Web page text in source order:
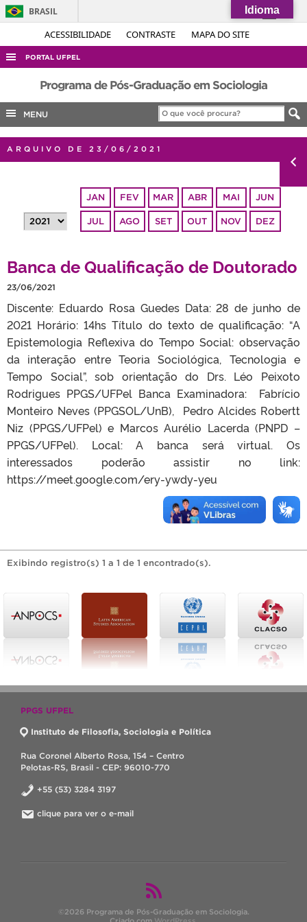
ACESSIBILIDADE CONTRASTE MAPA DO SITE
BRASIL
Simplifique!
Acesso à informação
Legislação
Canais
PORTAL UFPEL
ACESSO À INFORMAÇÃO
AUDITORIA
COBALTO
CONCURSOS
OUVIDORIA
TELEFONES
Programa de Pós-Graduação em Sociologia
MENU
ARQUIVO DE 23/06/2021
JAN FEV MAR ABR MAI JUN
JUL AGO SET OUT NOV DEZ
Banca de Qualificação de Doutorado
23/06/2021
Discente: Eduardo Rosa Guedes Data: 28 de junho de
2021 Horário: 14hs Título do texto de qualificação: “A
Epistemologia Reflexiva do Tempo Social: observação
da interação entre Teoria Sociológica, Tecnologia e
Tempo Social”, sob orientação do Drs. Léo Peixoto
Rodrigues PPGS/UFPel Banca Examinadora: Fabrício
Monteiro Neves (PPGSOL/UnB), Pedro Alcides Robertt
Niz (PPGS/UFPel) e Marcos Aurélio Lacerda (PNPD –
PPGS/UFPel). Local: A banca será virtual. Os
interessados poderão assistir no link:
https://meet.google.com/ery-ywdy-yeu
Exibindo registro(s) 1 a 1 de 1 encontrado(s).
PPGS UFPEL
Instituto de Filosofia, Sociologia e Política
Rua Coronel Alberto Rosa, 154 – Centro
Pelotas-RS, Brasil - CEP: 96010-770
+55 (53) 3284 3197
clique para ver o e-mail
©2026 Programa de Pós-Graduação em Sociologia.
Criado com WordPress
Idioma